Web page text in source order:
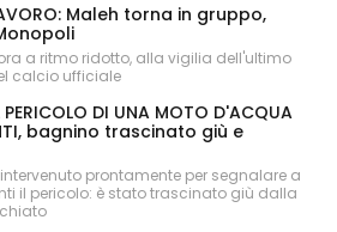
Maleh torna in gruppo,
a ritmo ridotto, alla vigilia dell'ultimo
calcio ufficiale
PERICOLO DI UNA MOTO D'ACQUA
bagnino trascinato giù e
intervenuto prontamente per segnalare a
il pericolo: è stato trascinato giù dalla